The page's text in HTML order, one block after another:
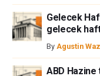
Gelecek
gelecek
By Agustin
ABD